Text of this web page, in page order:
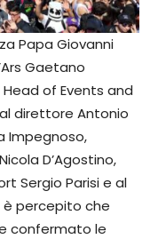
Papa Giovanni
Gaetano
of Events and
direttore Antonio
Impegnoso,
D’Agostino,
Sergio Parisi e al
è percepito che
confermato le